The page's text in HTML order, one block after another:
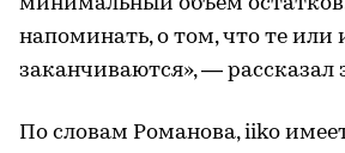
напоминать, о том, что те или
заканчиваются», — рассказал
По словам Романова, iiko